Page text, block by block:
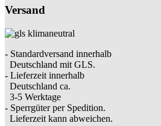
Versand
- Standardversand innerhalb
Deutschland mit GLS.
- Lieferzeit innerhalb
Deutschland ca.
3-5 Werktage
- Sperrgüter per Spedition.
Lieferzeit kann abweichen.